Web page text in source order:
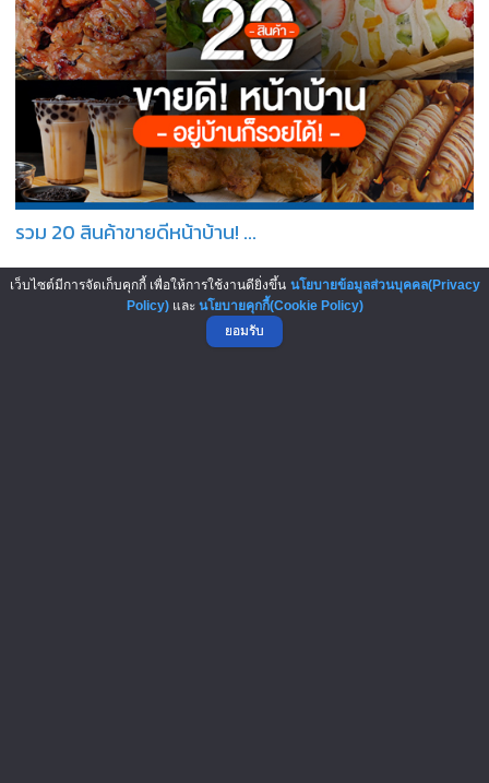
รวม 20 สินค้าขายดีหน้าบ้าน! ...
362,614
เว็บไซต์มีการจัดเก็บคุกกี้ เพื่อให้การใช้งานดียิ่งขึ้น นโยบายข้อมูลส่วนบุคคล(Privacy
Policy)และ นโยบายคุกกี้(Cookie Policy)
ยอมรับ